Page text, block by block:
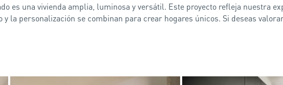
es una vivienda amplia, luminosa y versátil. Este proyecto refleja nuestra
y la personalización se combinan para crear hogares únicos. Si deseas